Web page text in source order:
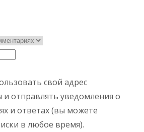
свой адрес
отправлять уведомления о
и ответах (вы можете
в любое время).